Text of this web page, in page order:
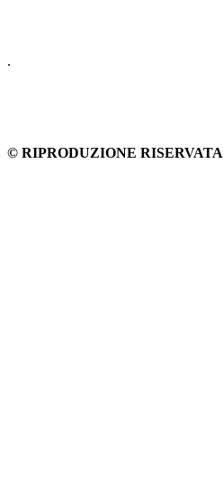
.
© RIPRODUZIONE RISERVATA